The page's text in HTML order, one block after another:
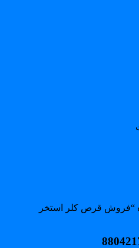
قرص کلر استخر